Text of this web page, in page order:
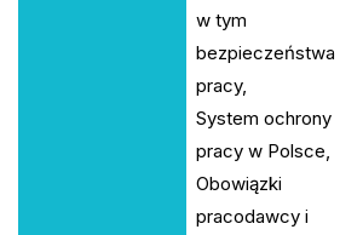
w tym
bezpieczeństwa
pracy,
System ochrony
pracy w Polsce,
Obowiązki
pracodawcy i